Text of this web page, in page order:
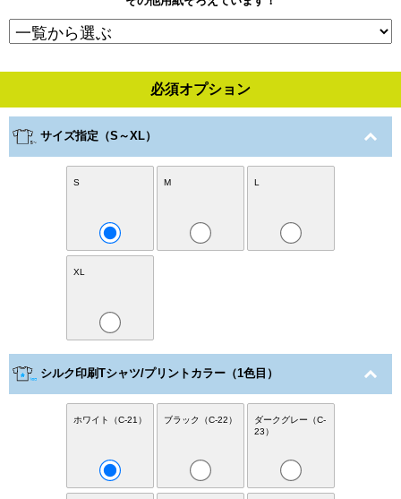
必須オプション
サイズ指定（S～XL）
S M L
XL
シルク印刷Tシャツ/プリントカラー（1色目）
ホワイト（C-21） ブラック（C-22）
ダークグレー（C-
23）